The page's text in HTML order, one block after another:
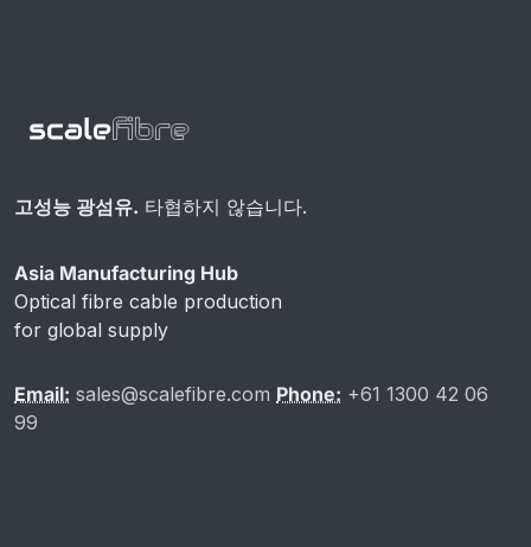
고성능 광섬유. 타협하지 않습니다.
Asia Manufacturing Hub
Optical fibre cable production
for global supply
Email: sales@scalefibre.com Phone: +61 1300 42 06
99